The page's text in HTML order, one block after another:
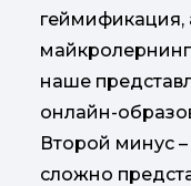
геймификация,
наше
онлайн-
Второй минус
сложно